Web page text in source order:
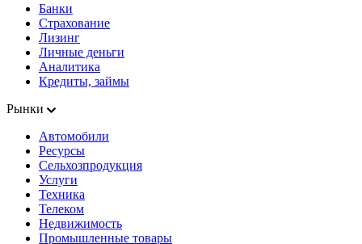
Банки
Страхование
Лизинг
Личные деньги
Аналитика
Кредиты, займы
Рынки
Автомобили
Ресурсы
Сельхозпродукция
Услуги
Техника
Телеком
Недвижимость
Промышленные товары